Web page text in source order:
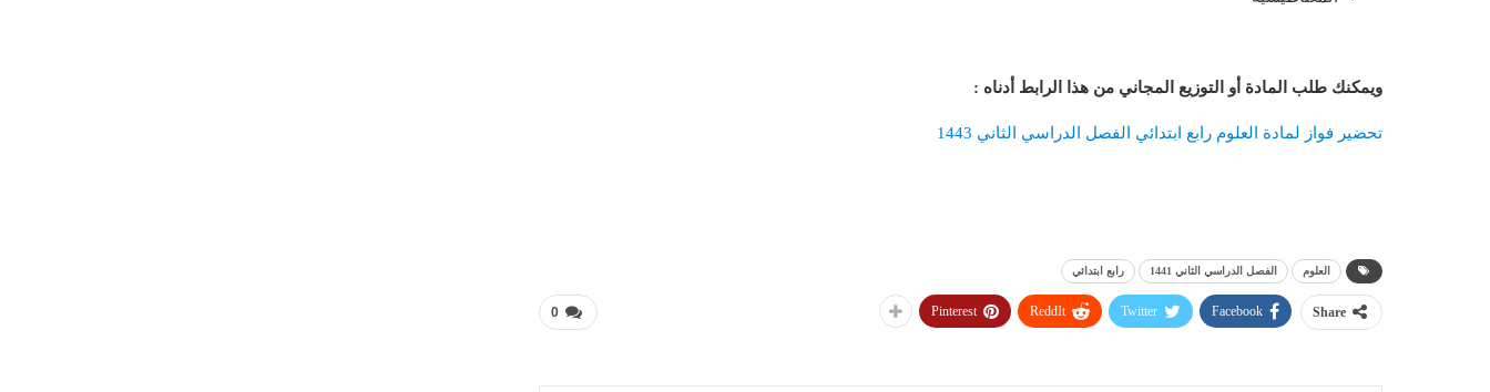
ويمكنك طلب المادة أو التوزيع المجاني من هذا الرابط أدناه :
تحضير فواز لمادة العلوم رابع ابتدائي الفصل الدراسي الثاني 1443
العلوم الفصل الدراسي الثاني 1441 رابع ابتدائي
0 Share
Facebook
Twitter
ReddIt
Pinterest